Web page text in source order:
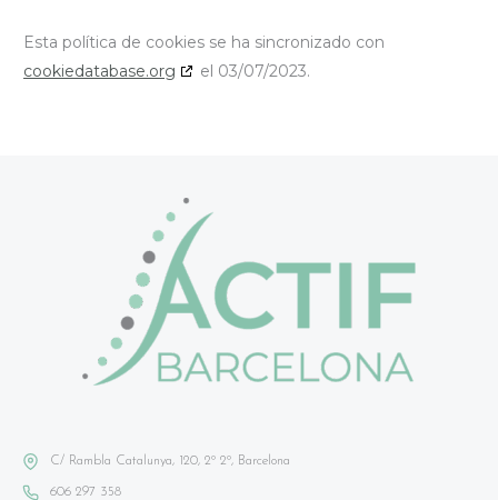
Esta política de cookies se ha sincronizado con
cookiedatabase.org
el 03/07/2023.
C/ Rambla Catalunya, 120, 2º 2º, Barcelona
606 297 358